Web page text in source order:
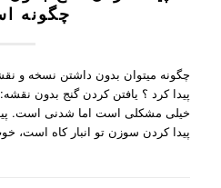
چگونه
چگونه میتوان بدون داشتن نسخه و
پیدا کرد ؟ یافتن کردن گنج بدون
خیلی مشکلی است اما شدنی است.
پیدا کردن سوزن تو انبار کاه